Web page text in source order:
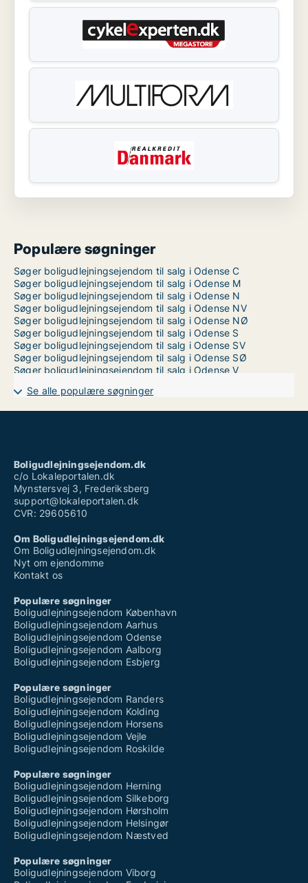
Populære søgninger
Søger boligudlejningsejendom til salg i Odense C
Søger boligudlejningsejendom til salg i Odense M
Søger boligudlejningsejendom til salg i Odense N
Søger boligudlejningsejendom til salg i Odense NV
Søger boligudlejningsejendom til salg i Odense NØ
Søger boligudlejningsejendom til salg i Odense S
Søger boligudlejningsejendom til salg i Odense SV
Søger boligudlejningsejendom til salg i Odense SØ
Søger boligudlejningsejendom til salg i Odense V
Se alle populære søgninger
Boligudlejningsejendom.dk
c/o Lokaleportalen.dk
Mynstersvej 3, Frederiksberg
support@lokaleportalen.dk
CVR: 29605610
Om Boligudlejningsejendom.dk
Om Boligudlejningsejendom.dk
Nyt om ejendomme
Kontakt os
Populære søgninger
Boligudlejningsejendom København
Boligudlejningsejendom Aarhus
Boligudlejningsejendom Odense
Boligudlejningsejendom Aalborg
Boligudlejningsejendom Esbjerg
Populære søgninger
Boligudlejningsejendom Randers
Boligudlejningsejendom Kolding
Boligudlejningsejendom Horsens
Boligudlejningsejendom Vejle
Boligudlejningsejendom Roskilde
Populære søgninger
Boligudlejningsejendom Herning
Boligudlejningsejendom Silkeborg
Boligudlejningsejendom Hørsholm
Boligudlejningsejendom Helsingør
Boligudlejningsejendom Næstved
Populære søgninger
Boligudlejningsejendom Viborg